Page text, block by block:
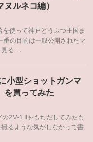
ルネコ編）
使って神戸どうぶつ王国ま
番の目的は一般公開されたマ
る ...
小型ショットガンマ
を買ってみた
ZV-1 IIをもちだしてみたも
るような気がしなかって書